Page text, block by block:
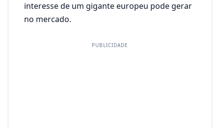
interesse de um gigante europeu pode gerar
no mercado.
PUBLICIDADE